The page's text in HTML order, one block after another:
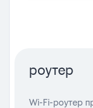
роутер
Wi-Fi-роутер